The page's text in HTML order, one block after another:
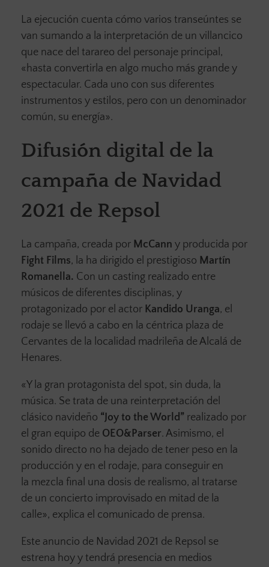
La ejecución cuenta cómo varios transeúntes se
van sumando a la interpretación de un villancico
que nace del tarareo del personaje principal,
«hasta convertirla en algo mucho más grande y
espectacular. Cada uno con sus diferentes
instrumentos y estilos, pero con un denominador
común, su energía».
Difusión digital de la
campaña de Navidad
2021 de Repsol
La campaña, creada por McCann y producida por
Fight Films, la ha dirigido el prestigioso Martín
Romanella. Con un casting realizado entre
músicos de diferentes disciplinas, y
protagonizado por el actor Kandido Uranga, el
rodaje se llevó a cabo en la céntrica plaza de
Cervantes de la localidad madrileña de Alcalá de
Henares.
«Y la gran protagonista del spot, sin duda, la
música. Se trata de una reinterpretación del
clásico navideño “Joy to the World” realizado por
el gran equipo de OEO&Parser. Asimismo, el
sonido directo no ha dejado de tener peso en la
producción y en el rodaje, para conseguir en
la mezcla final una dosis de realismo, al tratarse
de un concierto improvisado en mitad de la
calle», explica el comunicado de prensa.
Este anuncio de Navidad 2021 de Repsol se
estrena hoy y tendrá presencia en medios